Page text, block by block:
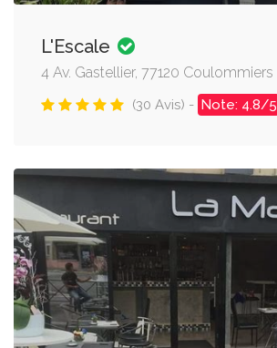
L'Escale
4 Av. Gastellier, 77120 Coulommiers
(30 Avis) - Note: 4.8/5